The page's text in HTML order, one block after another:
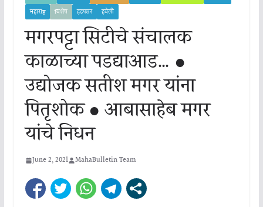
महाराष्ट्र
विशेष हडपसर हवेली
मगरपट्टा सिटीचे संचालक
काळाच्या पडद्याआड… ●
उद्योजक सतीश मगर यांना
पितृशोक ● आबासाहेब मगर
यांचे निधन
June 2, 2021 MahaBulletin Team